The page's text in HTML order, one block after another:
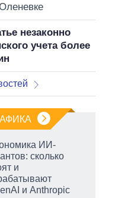
незаконно
учета более
ИИ-
сколько
и
и Anthropic